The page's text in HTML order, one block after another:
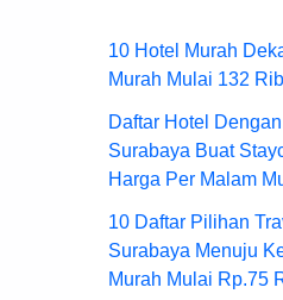
10 Hotel Murah
Murah Mulai 132
Daftar Hotel
Surabaya Buat
Harga Per Malam
10 Daftar Pilihan
Surabaya Menuju
Murah Mulai Rp.75